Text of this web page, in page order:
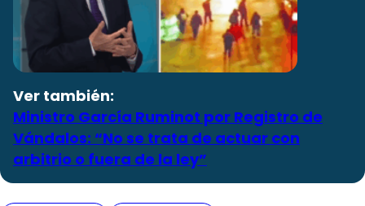
Ver también:
Ministro García Ruminot por Registro de
Vándalos: “No se trata de actuar con
arbitrio o fuera de la ley”